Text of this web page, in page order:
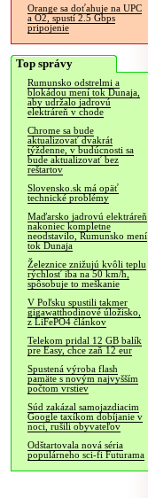
Orange sa doťahuje na UPC
a O2, spustí 2.5 Gbps
pripojenie
Top správy
Rumunsko odstrelmi a
blokádou mení tok Dunaja,
aby udržalo jadrovú
elektráreň v chode
Chrome sa bude
aktualizovať dvakrát
týždenne, v budúcnosti sa
bude aktualizovať bez
reštartov
Slovensko.sk má opäť
technické problémy
Maďarsko jadrovú elektráreň
nakoniec kompletne
neodstavilo, Rumunsko mení
tok Dunaja
Železnice znižujú kvôli teplu
rýchlosť iba na 50 km/h,
spôsobuje to meškanie
V Poľsku spustili takmer
gigawatthodinové úložisko,
z LiFePO4 článkov
Telekom pridal 12 GB balík
pre Easy, chce zaň 12 eur
Spustená výroba flash
pamäte s novým najvyšším
počtom vrstiev
Súd zakázal samojazdiacim
Google taxíkom dobíjanie v
noci, rušili obyvateľov
Odštartovala nová séria
populárneho sci-fi Futurama